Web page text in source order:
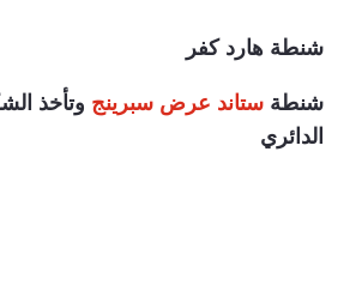
شنطة هارد كفر
شنطة ستاند عرض سبرينج وتأخذ
الدائري